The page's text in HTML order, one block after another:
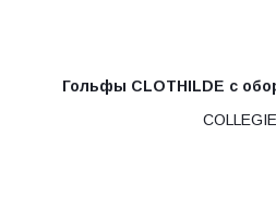
Гольфы CLOTHILDE с